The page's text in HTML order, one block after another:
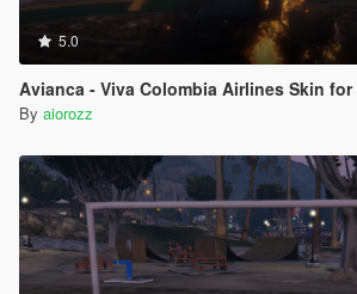
5.0
Avianca - Viva Colombia Airlines Skin for
By aiorozz